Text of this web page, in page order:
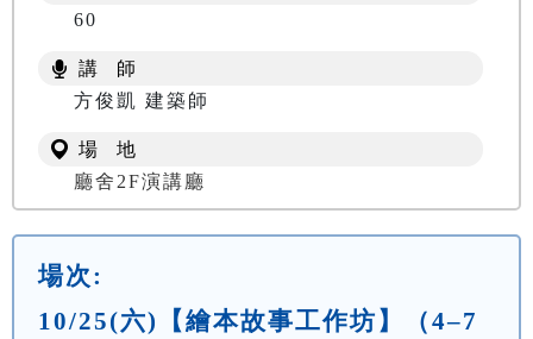
60
講 師
方俊凱 建築師
場 地
廳舍2F演講廳
場次:
10/25(六)【繪本故事工作坊】（4–7